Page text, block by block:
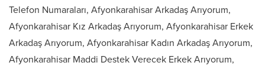
Telefon Numaraları, Afyonkarahisar Arkadaş Arıyorum,
Afyonkarahisar Kız Arkadaş Arıyorum, Afyonkarahisar Erkek
Arkadaş Arıyorum, Afyonkarahisar Kadın Arkadaş Arıyorum,
Afyonkarahisar Maddi Destek Verecek Erkek Arıyorum,